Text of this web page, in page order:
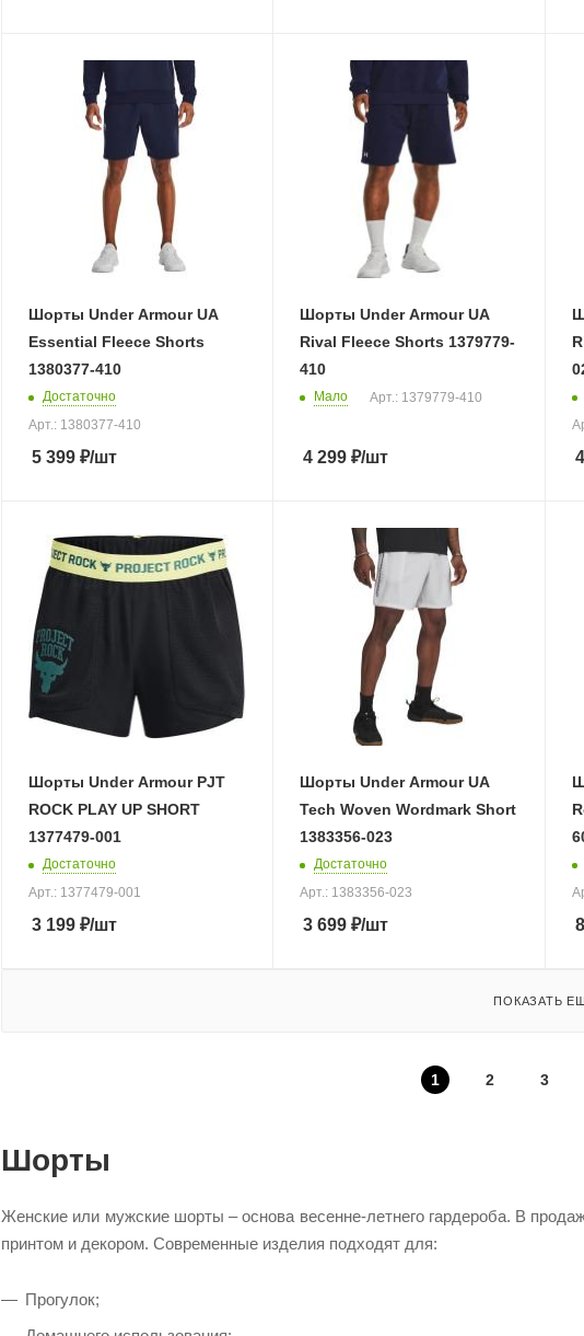
Шорты Under Armour UA
Essential Fleece Shorts
1380377-410
Достаточно
Арт.: 1380377-410
5 399 ₽/шт
Шорты Under Armour UA
Rival Fleece Shorts 1379779-
410
Мало Арт.: 1379779-410
4 299 ₽/шт
Шорты Under Armour PJT
ROCK PLAY UP SHORT
1377479-001
Достаточно
Арт.: 1377479-001
3 199 ₽/шт
Шорты Under Armour UA
Tech Woven Wordmark Short
1383356-023
Достаточно
Арт.: 1383356-023
3 699 ₽/шт
ПОКАЗАТЬ
1 2 3
Шорты
Женские или мужские шорты – основа весенне-летнего гардероба. В
принтом и декором. Современные изделия подходят для:
Прогулок;